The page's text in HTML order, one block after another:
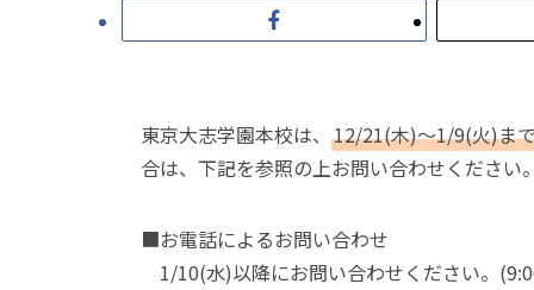
東京大志学園本校は、 12/21(木)～1/9(火)ま
合は、下記を参照の上お問い合わせください
■お電話によるお問い合わせ
1/10(水)以降にお問い合わせください。